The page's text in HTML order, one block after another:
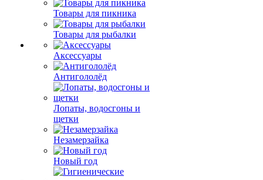
Товары для пикника
Товары для рыбалки
Аксессуары
Антигололёд
Лопаты, водосгоны и
щетки
Незамерзайка
Новый год